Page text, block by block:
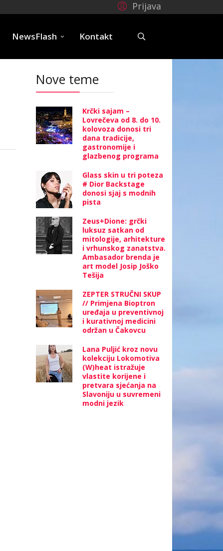
Prijava
NewsFlash Kontakt
Nove teme
Krčki sajam –
Lovrečeva od 8. do 10.
kolovoza donosi tri
dana tradicije,
gastronomije i
glazbenog programa
Glass skin u tri poteza
# Dior Backstage
donosi sjaj s modnih
pista
Zeus+Dione: grčki
luksuz satkan od
mitologije, arhitekture
i vrhunskog zanatstva.
Ambasador brenda je
art model Josip Joško
Tešija
ZEPTER STRUČNI SKUP
// Primjena Bioptron
uređaja u preventivnoj
i kurativnoj medicini
održan u Čakovcu
Lana Puljić kroz novu
kolekciju Lokomotiva
(W)heat istražuje
vlastite korijene i
pretvara sjećanja na
Slavoniju u suvremeni
modni jezik